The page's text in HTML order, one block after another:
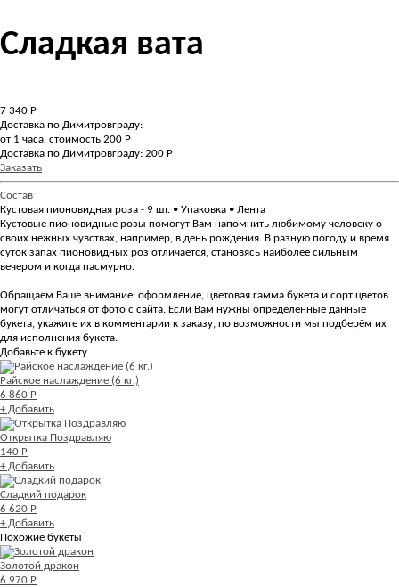
Сладкая вата
7 340 Р
Доставка по Димитровграду:
от 1 часа, стоимость 200 Р
Доставка по Димитровграду: 200 Р
Заказать
Состав
Кустовая пионовидная роза - 9 шт. • Упаковка • Лента
Кустовые пионовидные розы помогут Вам напомнить любимому человеку о
своих нежных чувствах, например, в день рождения. В разную погоду и время
суток запах пионовидных роз отличается, становясь наиболее сильным
вечером и когда пасмурно.
Обращаем Ваше внимание: оформление, цветовая гамма букета и сорт цветов
могут отличаться от фото с сайта. Если Вам нужны определённые данные
букета, укажите их в комментарии к заказу, по возможности мы подберём их
для исполнения букета.
Добавьте к букету
Райское наслаждение (6 кг.)
6 860 Р
+ Добавить
Открытка Поздравляю
140 Р
+ Добавить
Сладкий подарок
6 620 Р
+ Добавить
Похожие букеты
Золотой дракон
6 970 Р